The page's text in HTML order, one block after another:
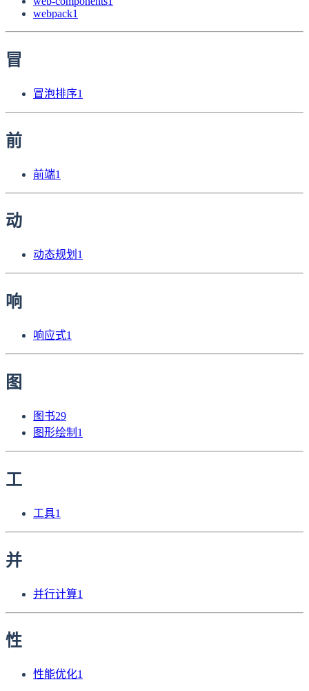
webpack1
冒
冒泡排序1
前
前端1
动
动态规划 1
响
响应式1
图
图书29
图形绘制 1
工
工具1
并
并行计算1
性
性能优化1